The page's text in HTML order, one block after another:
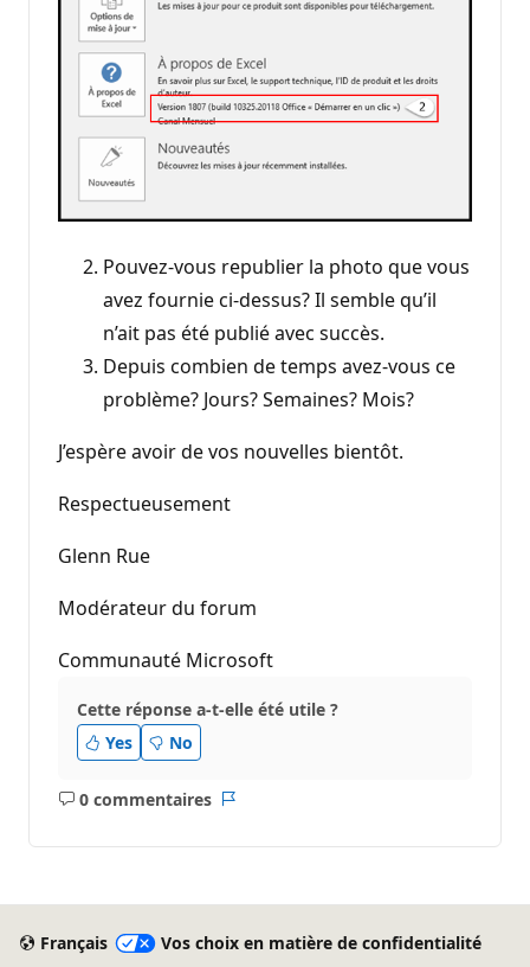
Pouvez-vous republier la photo que vous
avez fournie ci-dessus? Il semble qu’il
n’ait pas été publié avec succès.
Depuis combien de temps avez-vous ce
problème? Jours? Semaines? Mois?
J’espère avoir de vos nouvelles bientôt.
Respectueusement
Glenn Rue
Modérateur du forum
Communauté Microsoft
Cette réponse a-t-elle été utile ?
Yes
No
0 commentaires
Aucun
Français Vos choix en matière de confidentialité